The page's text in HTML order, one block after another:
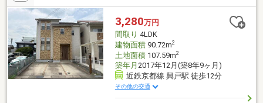
3,280万円
間取り 4LDK
建物面積90.72m2
土地面積107.59m2
築年月 2017年12月(築8年9ヶ月)
近鉄京都線 興戸駅 徒歩12分
その他の交通